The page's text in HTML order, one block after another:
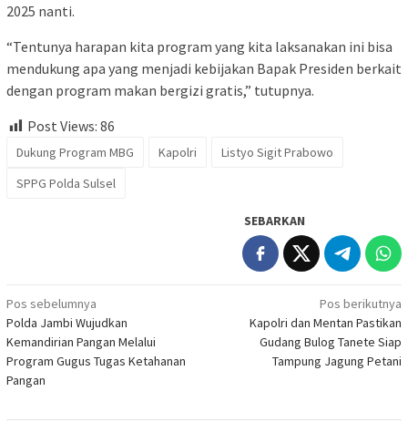
2025 nanti.
“Tentunya harapan kita program yang kita laksanakan ini bisa
mendukung apa yang menjadi kebijakan Bapak Presiden berkait
dengan program makan bergizi gratis,” tutupnya.
Post Views: 86
Dukung Program MBG Kapolri
Listyo Sigit Prabowo
SPPG Polda Sulsel
SEBARKAN
Navigasi
pos
Pos sebelumnya
Polda Jambi Wujudkan
Kemandirian Pangan Melalui
Program Gugus Tugas Ketahanan
Pangan
Pos berikutnya
Kapolri dan Mentan Pastikan
Gudang Bulog Tanete Siap
Tampung Jagung Petani